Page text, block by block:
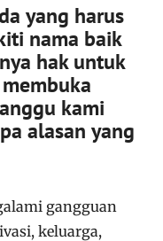
yang harus
nama baik
hak untuk
kami
alasan yang
gangguan
keluarga,